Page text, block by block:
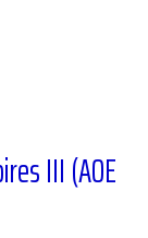
III (AOE